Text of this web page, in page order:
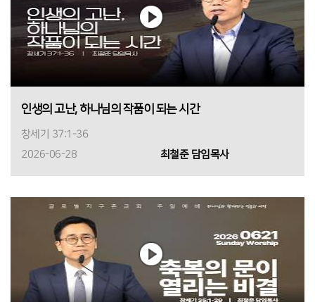
인생의 고난, 하나님의 작품이 되는 시간
창세기 37:1-36
2026-06-28
최철준 담임목사